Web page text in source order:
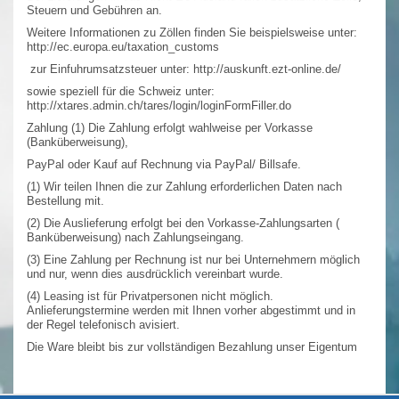
Steuern und Gebühren an.
Weitere Informationen zu Zöllen finden Sie beispielsweise unter:
http://ec.europa.eu/taxation_customs
zur Einfuhrumsatzsteuer unter: http://auskunft.ezt-online.de/
sowie speziell für die Schweiz unter:
http://xtares.admin.ch/tares/login/loginFormFiller.do
Zahlung (1) Die Zahlung erfolgt wahlweise per Vorkasse
(Banküberweisung),
PayPal oder Kauf auf Rechnung via PayPal/ Billsafe.
(1) Wir teilen Ihnen die zur Zahlung erforderlichen Daten nach
Bestellung mit.
(2) Die Auslieferung erfolgt bei den Vorkasse-Zahlungsarten (
Banküberweisung) nach Zahlungseingang.
(3) Eine Zahlung per Rechnung ist nur bei Unternehmern möglich
und nur, wenn dies ausdrücklich vereinbart wurde.
(4) Leasing ist für Privatpersonen nicht möglich.
Anlieferungstermine werden mit Ihnen vorher abgestimmt und in
der Regel telefonisch avisiert.
Die Ware bleibt bis zur vollständigen Bezahlung unser Eigentum